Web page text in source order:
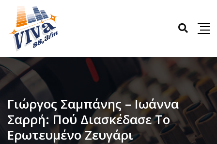
Γιώργος Σαμπάνης – Ιωάννα
Σαρρή: Πού Διασκέδασε Το
Ερωτευμένο Ζευγάρι